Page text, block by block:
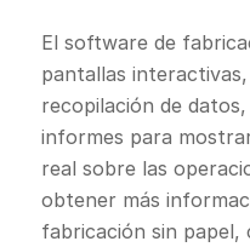
El software de
pantallas
recopilación de
informes para
real sobre las
obtener más
fabricación sin papel,